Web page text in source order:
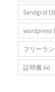
Sendgrid (3)
wordpress
フリーラ
証明書(4)